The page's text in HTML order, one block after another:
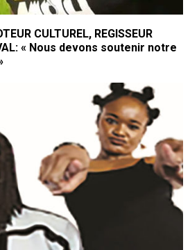
CULTUREL, REGISSEUR
« Nous devons soutenir notre